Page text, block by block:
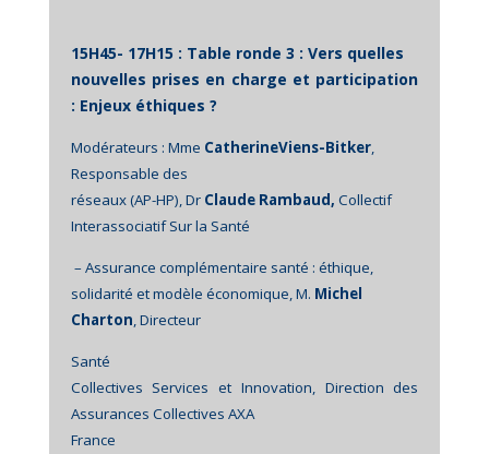
15H45- 17H15 : Table ronde 3 : Vers quelles
nouvelles prises en charge et participation
: Enjeux éthiques ?
Modérateurs : Mme CatherineViens-Bitker,
Responsable des
réseaux (AP-HP), DrClaude Rambaud, Collectif
Interassociatif Sur la Santé
– Assurance complémentaire santé : éthique,
solidarité et modèle économique, M. Michel
Charton, Directeur
Santé
Collectives Services et Innovation, Direction des
Assurances Collectives AXA
France